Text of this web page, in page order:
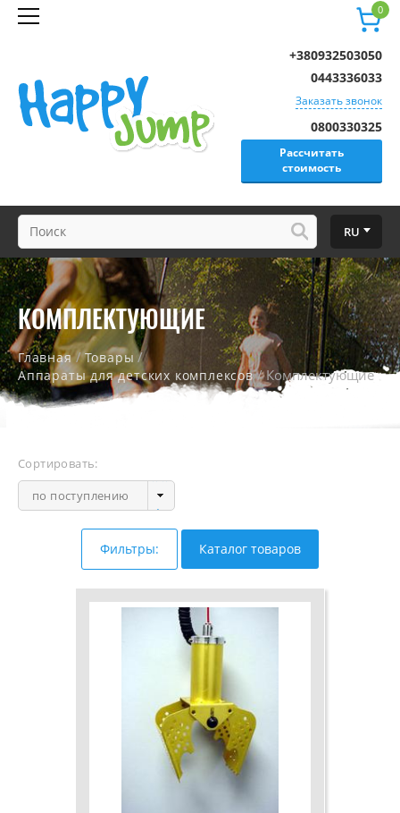
0
0800330325
Рассчитать
стоимость
+380932503050
0443336033
Заказать звонок
RU
КОМПЛЕКТУЮЩИЕ
Главная/Товары /
Аппараты для детских комплексов/ Комплектующие
Сортировать:
по поступлению
Фильтры: Каталог товаров